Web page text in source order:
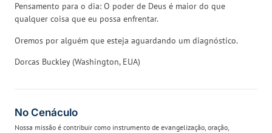
Pensamento para o dia: O poder de Deus é maior do que
qualquer coisa que eu possa enfrentar.
Oremos por alguém que esteja aguardando um diagnóstico.
Dorcas Buckley (Washington, EUA)
No Cenáculo
Nossa missão é contribuir como instrumento de evangelização, oração,